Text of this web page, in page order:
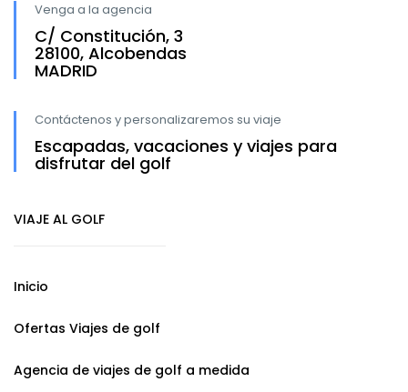
Venga a la agencia
C/ Constitución, 3
28100, Alcobendas
MADRID
Contáctenos y personalizaremos su viaje
Escapadas, vacaciones y viajes para
disfrutar del golf
VIAJE AL GOLF
Inicio
Ofertas Viajes de golf
Agencia de viajes de golf a medida